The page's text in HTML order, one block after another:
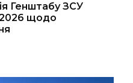
Генштабу ЗСУ
щодо